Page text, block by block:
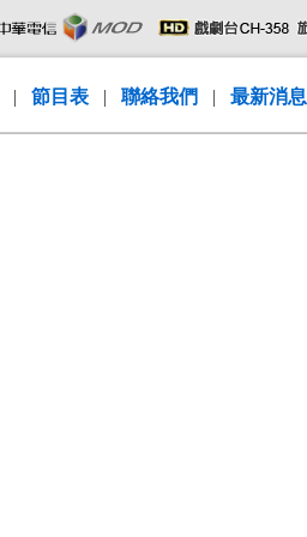
| 節目表 | 聯絡我們 | 最新消息